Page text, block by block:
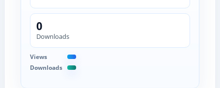
0
Downloads
Views
Downloads